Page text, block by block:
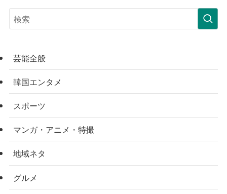
芸能全般
韓国エンタメ
スポーツ
マンガ・アニメ・特撮
地域ネタ
グルメ